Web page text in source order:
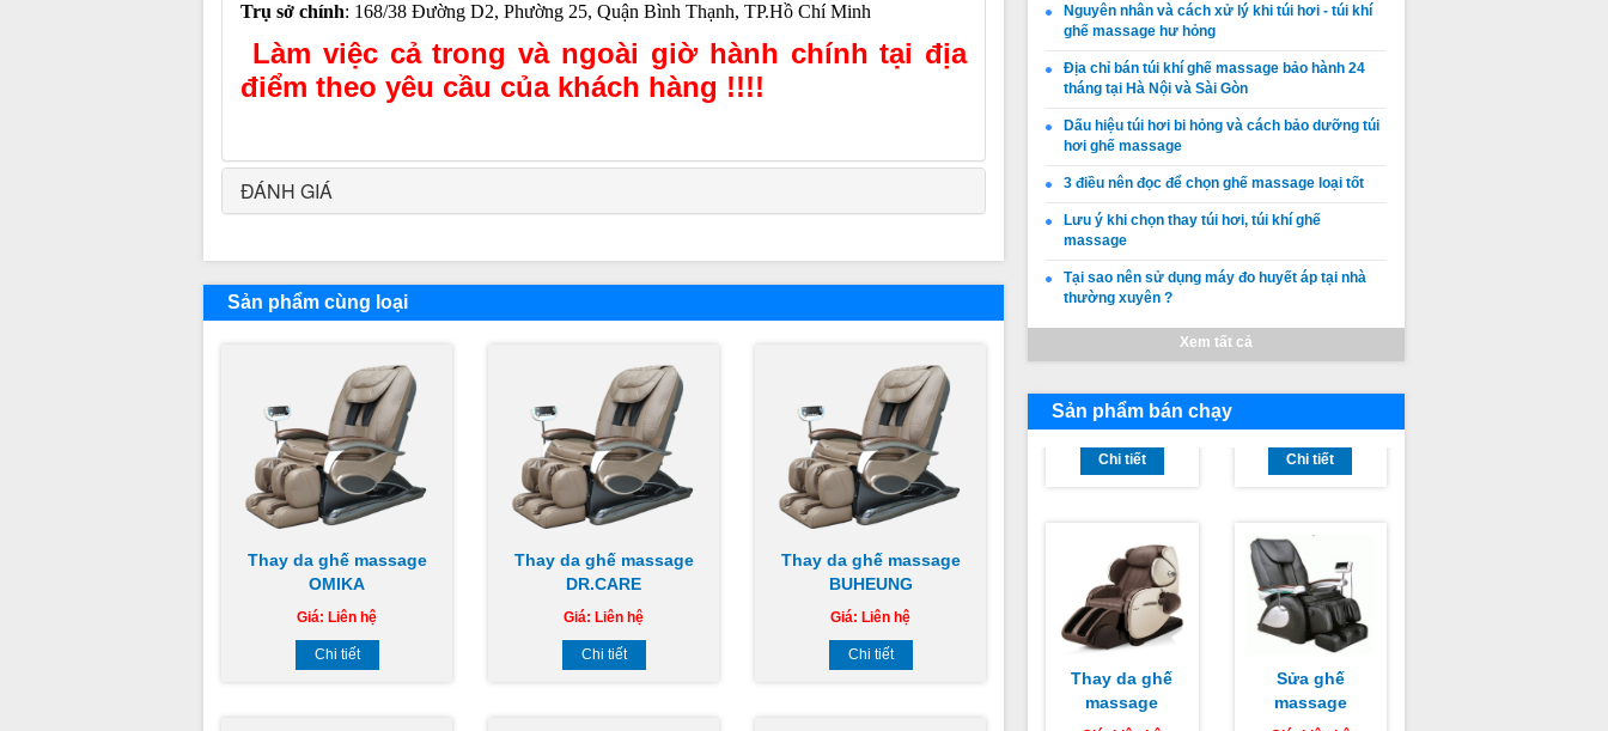
Trụ sở chính: 168/38 Đường D2, Phường 25, Quận Bình Thạnh, TP.Hồ Chí Minh
Làm việc cả trong và ngoài giờ hành chính tại địa
điểm theo yêu cầu của khách hàng !!!!
ĐÁNH GIÁ
Sản phẩm cùng loại
Thay da ghế massage
OMIKA
Giá: Liên hệ
Chi tiết
Thay da ghế massage
DR.CARE
Giá: Liên hệ
Chi tiết
Thay da ghế massage
BUHEUNG
Giá: Liên hệ
Chi tiết
Nguyên nhân và cách xử lý khi túi hơi - túi khí
ghế massage hư hỏng
Địa chỉ bán túi khí ghế massage bảo hành 24
tháng tại Hà Nội và Sài Gòn
Dấu hiệu túi hơi bi hỏng và cách bảo dưỡng túi
hơi ghế massage
3 điều nên đọc để chọn ghế massage loại tốt
Lưu ý khi chọn thay túi hơi, túi khí ghế
massage
Tại sao nên sử dụng máy đo huyết áp tại nhà
thường xuyên ?
Xem tất cả
Sản phẩm bán chạy
Thay da thay
OSAKA
Giá:Liên hệ
Chi tiết
Thay da ghế
lượng tốt nhất
Giá:Liên hệ
Chi tiết
Thay da ghế
massage
SHIKA Sài Gòn
- thành phố Hồ
Giá:Liên hệ
Sửa ghế
massage
TAMAKA
CHUYÊN
Giá:Liên hệ